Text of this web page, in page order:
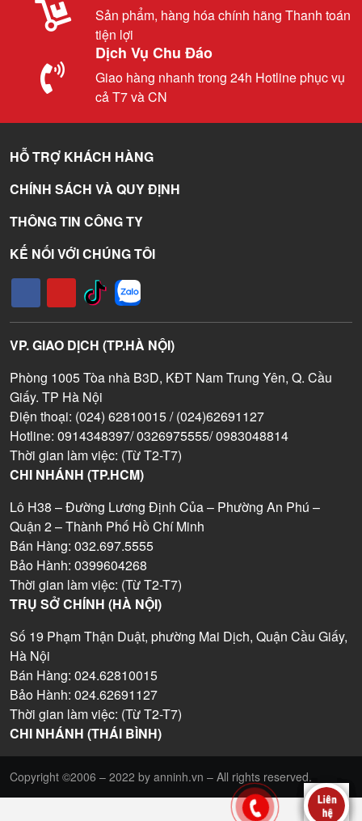
Sản phẩm, hàng hóa chính hãng Thanh toán
tiện lợi
Dịch Vụ Chu Đáo
Giao hàng nhanh trong 24h Hotline phục vụ
cả T7 và CN
HỖ TRỢ KHÁCH HÀNG
CHÍNH SÁCH VÀ QUY ĐỊNH
THÔNG TIN CÔNG TY
KẾ NỐI VỚI CHÚNG TÔI
VP. GIAO DỊCH (TP.HÀ NỘI)
Phòng 1005 Tòa nhà B3D, KĐT Nam Trung Yên, Q. Cầu
Giấy. TP Hà Nội
Điện thoại: (024) 62810015 / (024)62691127
Hotline: 0914348397/ 0326975555/ 0983048814
Thời gian làm việc: (Từ T2-T7)
CHI NHÁNH (TP.HCM)
Lô H38 – Đường Lương Định Của – Phường An Phú –
Quận 2 – Thành Phố Hồ Chí Minh
Bán Hàng: 032.697.5555
Bảo Hành: 0399604268
Thời gian làm việc: (Từ T2-T7)
TRỤ SỞ CHÍNH (HÀ NỘI)
Số 19 Phạm Thận Duật, phường Mai Dịch, Quận Cầu Giấy,
Hà Nội
Bán Hàng: 024.62810015
Bảo Hành: 024.62691127
Thời gian làm việc: (Từ T2-T7)
CHI NHÁNH (THÁI BÌNH)
Copyright ©2006 – 2022 by anninh.vn – All rights reserved.